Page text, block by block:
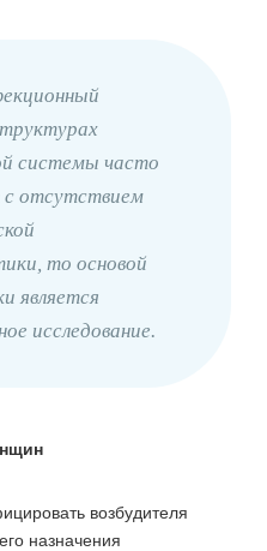
системы часто
отсутствием
то основой
является
исследование.
возбудителя
назначения